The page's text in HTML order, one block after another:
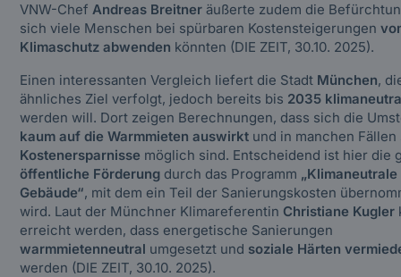
VNW-ChefAndreas Breitner äußerte zudem die
sich viele Menschen bei spürbaren Kostensteigerungen
Klimaschutz abwenden könnten (DIE ZEIT, 30.10. 2025).
Einen interessanten Vergleich liefert die Stadt München,
ähnliches Ziel verfolgt, jedoch bereits bis 2035
werden will. Dort zeigen Berechnungen, dass sich die
kaum auf die Warmmieten auswirkt und in manchen Fällen
Kostenersparnisse möglich sind. Entscheidend ist hier die
öffentliche Förderung durch das Programm „Klimaneutrale
Gebäude“, mit dem ein Teil der Sanierungskosten
wird. Laut der Münchner Klimareferentin Christiane Kugler
erreicht werden, dass energetische Sanierungen
warmmietenneutral umgesetzt und soziale Härten
werden (DIE ZEIT, 30.10. 2025).